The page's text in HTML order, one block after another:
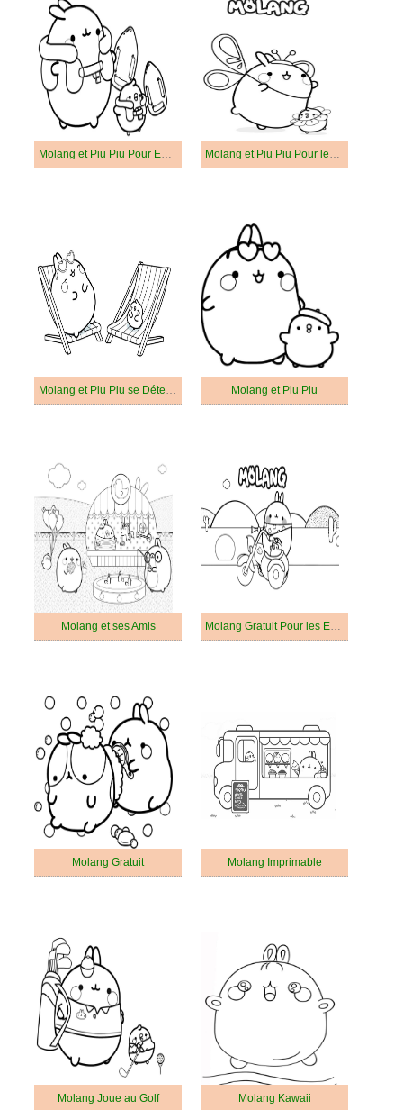
Molang et Piu Piu Pour Enfants Molang et Piu Piu Pour les Enfants
Molang et Piu Piu se Détendent Molang et Piu Piu
Molang et ses Amis Molang Gratuit Pour les Enfants
Molang Gratuit Molang Imprimable
Molang Joue au Golf Molang Kawaii